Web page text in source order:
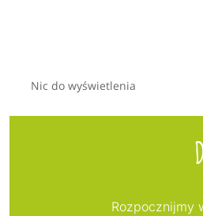
Nic do wyświetlenia
Rozpocznijmy